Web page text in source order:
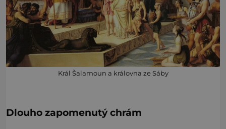
Král Šalamoun a královna ze Sáby
Dlouho zapomenutý chrám